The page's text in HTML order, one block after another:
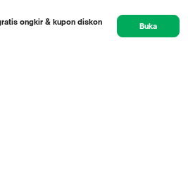
ongkir & kupon diskon
Buka